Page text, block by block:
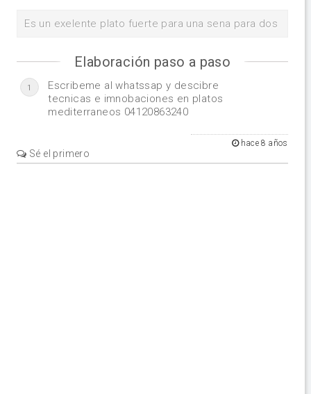
Es un exelente plato fuerte para una sena para dos
Elaboración paso a paso
1
Escribeme al whatssap y descibre
tecnicas e imnobaciones en platos
mediterraneos 04120863240
hace 8 años
Sé el primero